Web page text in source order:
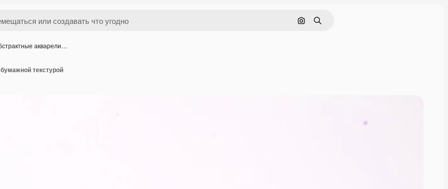
Поиск по изображению
Поиск
акварели…
текстурой